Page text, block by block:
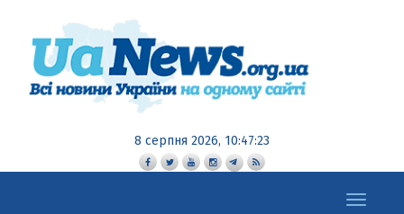
8 серпня 2026, 10:47:25
Toggle
navigation